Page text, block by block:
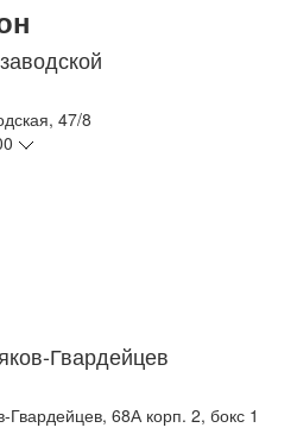
47/8
Гвардейцев
Гвардейцев, 68А корп. 2, бокс 1